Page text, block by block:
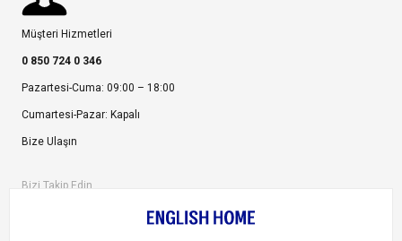
Müşteri Hizmetleri
0 850 724 0 346
Pazartesi-Cuma: 09:00 – 18:00
Cumartesi-Pazar: Kapalı
Bize Ulaşın
Bizi Takip Edin